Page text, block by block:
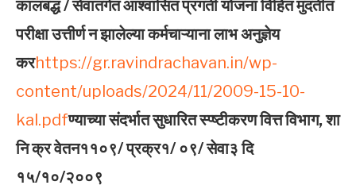
कालबद्ध / सेवातर्गत आश्वासित प्रगती योजना विहित मुदतीत
परीक्षा उत्तीर्ण न झालेल्या कर्मचाऱ्याना लाभ अनुज्ञेय
करhttps://gr.ravindrachavan.in/wp-
content/uploads/2024/11/2009-15-10-
kal.pdfण्याच्या संदर्भात सुधारित स्प्ष्टीकरण वित्त विभाग, शा
नि क्र वेतन११०९/ प्रक्र१/ ०९/ सेवा३ दि
१५/१०/२००९